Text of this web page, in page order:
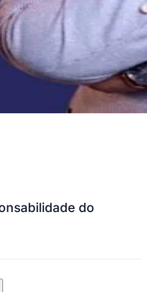
do